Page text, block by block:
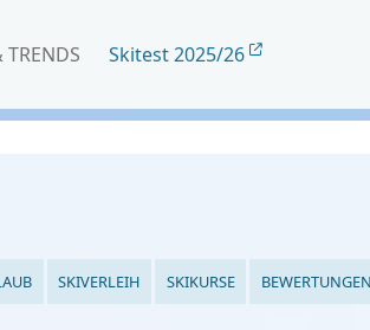
TRENDS Skitest 2025/26
SKIVERLEIH SKIKURSE BEWERTUNGEN